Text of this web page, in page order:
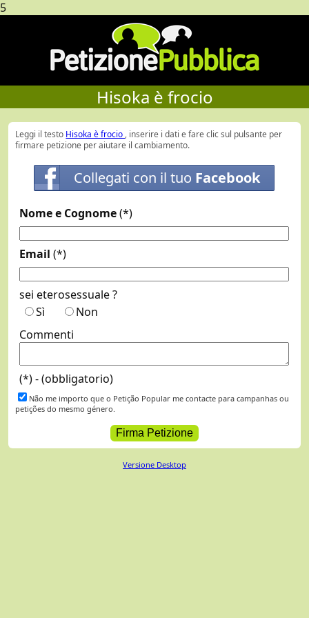
5
Hisoka è frocio
Leggi il testo Hisoka è frocio , inserire i dati e fare clic sul pulsante per
firmare petizione per aiutare il cambiamento.
Collegati con il tuo Facebook
Nome e Cognome(*)
Email (*)
sei eterosessuale ?
Sì
Non
Commenti
(*) - (obbligatorio)
Não me importo que o Petição Popular me contacte para campanhas ou
petições do mesmo género.
Versione Desktop